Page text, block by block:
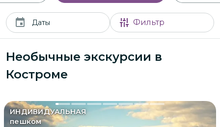
Даты Фильтр
Необычные экскурсии в
Костроме
ИНДИВИДУАЛЬНАЯ
пешком